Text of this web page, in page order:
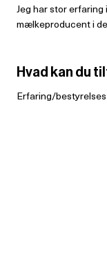
Jeg har stor
mælkeproducent i
Hvad kan du
Erfaring/